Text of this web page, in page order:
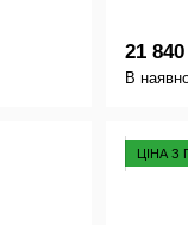
21
В
ЦІНА З